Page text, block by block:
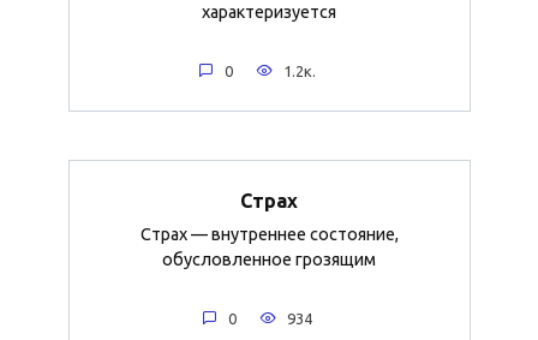
характеризуется
0 1.2к.
Страх
Страх — внутреннее состояние,
обусловленное грозящим
0 934